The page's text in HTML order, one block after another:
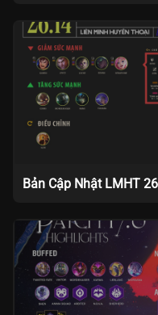
Bản Cập Nhật LMHT